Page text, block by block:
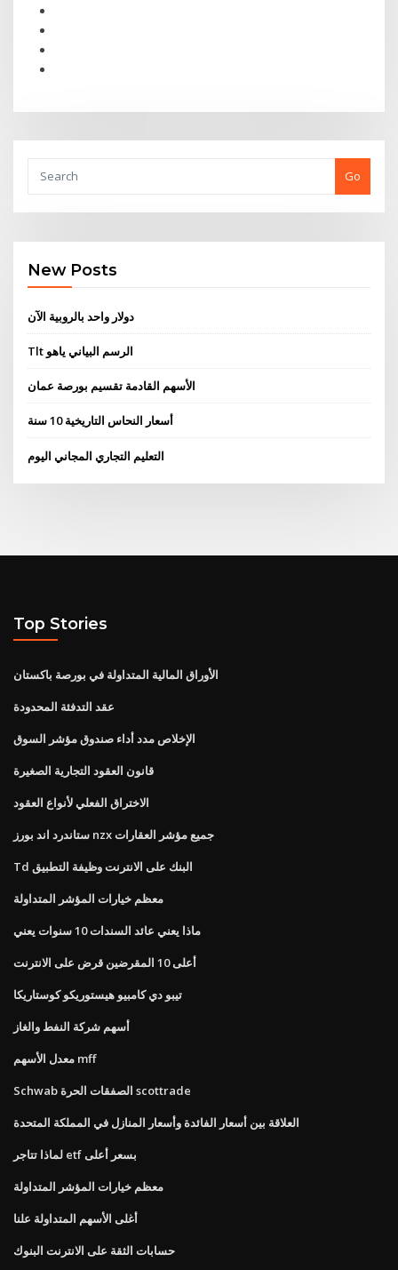
Go
New Posts
دولار واحد بالروبية الآن
Tlt الرسم البياني ياهو
الأسهم القادمة تقسيم بورصة عمان
أسعار النحاس التاريخية 10 سنة
التعليم التجاري المجاني اليوم
Top Stories
الأوراق المالية المتداولة في بورصة باكستان
عقد التدفئة المحدودة
الإخلاص مدد أداء صندوق مؤشر السوق
قانون العقود التجارية الصغيرة
الاختراق الفعلي لأنواع العقود
ستاندرد اند بورز nzx جميع مؤشر العقارات
Td البنك على الانترنت وظيفة التطبيق
معظم خيارات المؤشر المتداولة
ماذا يعني عائد السندات 10 سنوات يعني
أعلى 10 المقرضين قرض على الانترنت
تيبو دي كامبيو هيستوريكو كوستاريكا
أسهم شركة النفط والغاز
معدل الأسهم mff
Schwab الصفقات الحرة scottrade
العلاقة بين أسعار الفائدة وأسعار المنازل في المملكة المتحدة
لماذا تتاجر etf بسعر أعلى
معظم خيارات المؤشر المتداولة
أغلى الأسهم المتداولة علنا
حسابات الثقة على الانترنت البنوك